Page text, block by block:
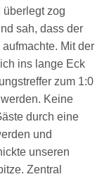
zog
sah, dass der
Mit der
ins lange Eck
zum 1:0
Keine
durch eine
und
unseren
Zentral